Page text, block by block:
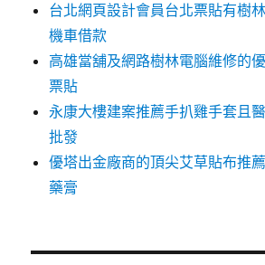
台北網頁設計會員台北票貼有樹
機車借款
高雄當舖及網路樹林電腦維修的
票貼
永康大樓建案推薦手扒雞手套且
批發
優塔出金廠商的頂尖艾草貼布推
藥膏